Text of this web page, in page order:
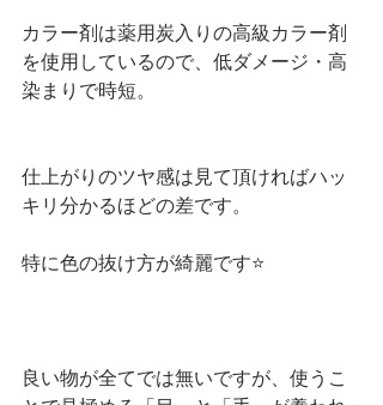
カラー剤は薬用炭入りの高級カラー剤
を使用しているので、低ダメージ・高
染まりで時短。
仕上がりのツヤ感は見て頂ければハッ
キリ分かるほどの差です。
特に色の抜け方が綺麗です⭐️
良い物が全てでは無いですが、使うこ